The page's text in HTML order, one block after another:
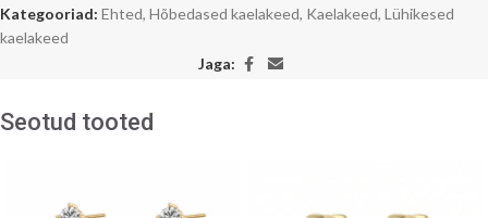
Kategooriad: Ehted, Hõbedased kaelakeed, Kaelakeed, Lühikesed
kaelakeed
Jaga:
Seotud tooted